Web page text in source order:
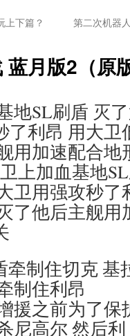
上下篇？ 第二次机器
月版2（原
地SL刷盾 灭
利昂 用大卫
用加速配合
上加血基地
卫用强攻秒了
了他后主舰
牵制住切克 基
制住利昂
援之前为了
尼高尔 然后利